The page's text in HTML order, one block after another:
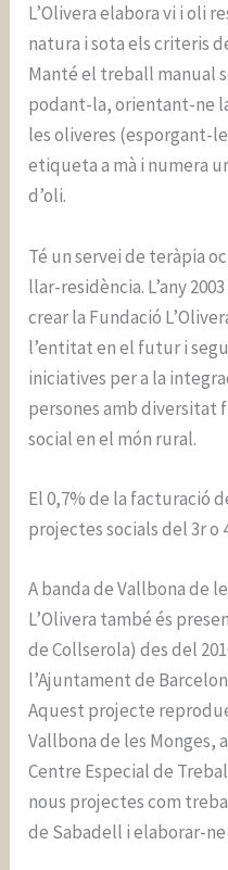
L’Olivera elabora vi i oli
natura i sota els criteris
Manté el treball manual
podant-la, orientant-ne
les oliveres (esporgant-
etiqueta a mà i numera
d’oli.
Té un servei de teràpia
llar-residència. L’any
crear la Fundació
l’entitat en el futur i
iniciatives per a la
persones amb diversitat
social en el món rural.
El 0,7% de la facturació
projectes socials del 3r o
A banda de Vallbona de
L’Olivera també és
de Collserola) des del
l’Ajuntament de
Aquest projecte
Vallbona de les Monges,
Centre Especial de
nous projectes com
de Sabadell i elaborar-ne